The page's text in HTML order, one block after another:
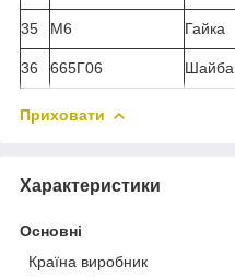
35 М6 Гайка
36 665Г06 Шайба
Приховати
Характеристики
Основні
Країна виробник